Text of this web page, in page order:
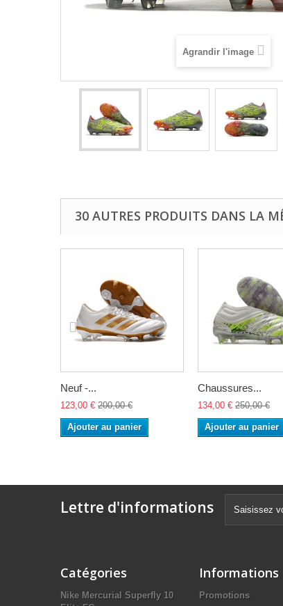
Agrandir l'image
30 AUTRES PRODUITS DANS LA
Neuf -...
123,00 € 200,00 €
Ajouter au panier
Chaussures...
134,00 € 250,00 €
Ajouter au panier
Lettre d'informations
Catégories
Nike Mercurial Superfly 10
Informations
Promotions